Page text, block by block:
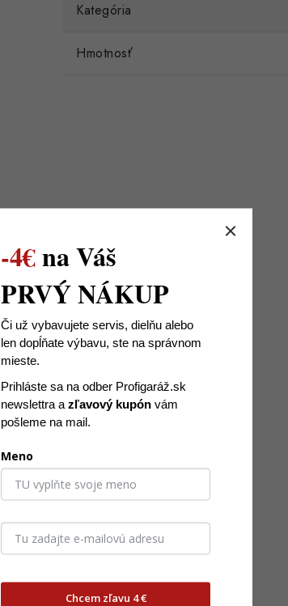
Kategória
Hmotnosť
-4€na Váš
PRVÝ NÁKUP
Či už vybavujete servis, dielňu alebo
len dopĺňate výbavu, ste na správnom
mieste.
Prihláste sa na odber Profigaráž.sk
newslettra a zľavový kupón vám
pošleme na mail.
Meno
Chcem zľavu 4 €